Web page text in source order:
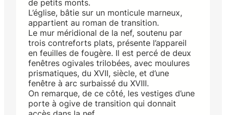
de petits monts.
L’église, bâtie sur un monticule marneux,
appartient au roman de transition.
Le mur méridional de la nef, soutenu par
trois contreforts plats, présente l’appareil
en feuilles de fougère. Il est percé de deux
fenêtres ogivales trilobées, avec moulures
prismatiques, du XVII, siècle, et d’une
fenêtre à arc surbaissé du XVIII.
On remarque, de ce côté, les vestiges d’une
porte à ogive de transition qui donnait